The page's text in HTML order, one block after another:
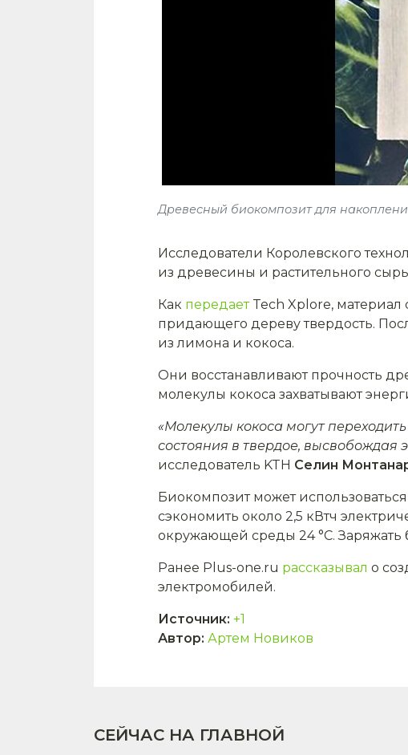
Древесный биокомпозит для
Исследователи Королевского
из древесины и растительного
Как передаетTech Xplore,
придающего дереву твердость.
из лимона и кокоса.
Они восстанавливают прочность
молекулы кокоса захватывают
«Молекулы кокоса могут
состояния в твердое, высвобождая
исследователь KTH Селин
Биокомпозит может
сэкономить около 2,5 кВтч
окружающей среды 24 °C.
Ранее Plus-one.ru рассказывал о
электромобилей.
Источник: +1
Автор: Артем Новиков
СЕЙЧАС НА ГЛАВНОЙ